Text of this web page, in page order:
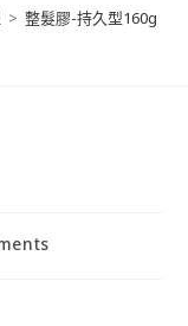
> 整髮膠-持久型160g